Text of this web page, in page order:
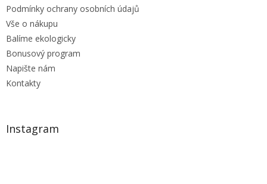
Podmínky ochrany osobních údajů
Vše o nákupu
Balíme ekologicky
Bonusový program
Napište nám
Kontakty
Instagram